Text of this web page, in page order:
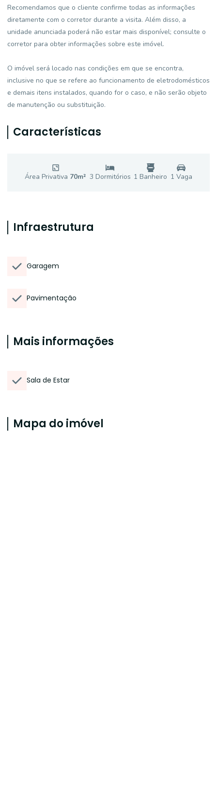
Recomendamos que o cliente confirme todas as informações
diretamente com o corretor durante a visita. Além disso, a
unidade anunciada poderá não estar mais disponível; consulte o
corretor para obter informações sobre este imóvel.
O imóvel será locado nas condições em que se encontra,
inclusive no que se refere ao funcionamento de eletrodomésticos
e demais itens instalados, quando for o caso, e não serão objeto
de manutenção ou substituição.
Características
Área Privativa 70m² 3 Dormitórios 1 Banheiro 1 Vaga
Infraestrutura
Garagem
Pavimentação
Mais informações
Sala de Estar
Mapa do imóvel